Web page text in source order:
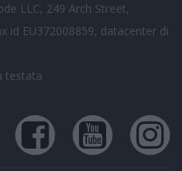
LLC, 249 Arch Street,
id EU372008859, datacenter di
testata